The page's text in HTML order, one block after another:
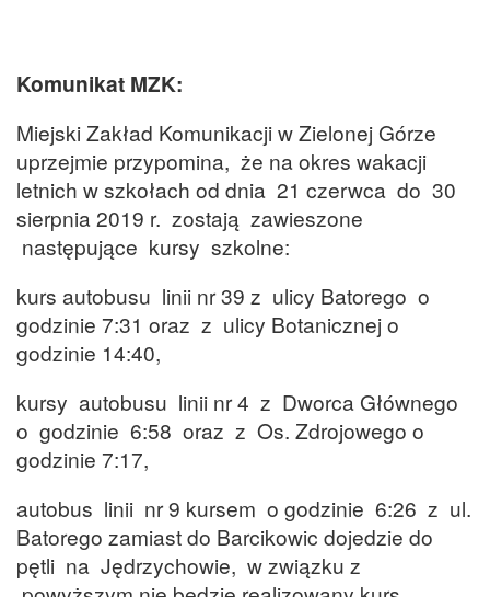
Komunikat MZK:
Miejski Zakład Komunikacji w Zielonej Górze
uprzejmie przypomina, że na okres wakacji
letnich w szkołach od dnia 21 czerwca do 30
sierpnia 2019 r. zostają zawieszone
następujące kursy szkolne:
kurs autobusu linii nr 39 z ulicy Batorego o
godzinie 7:31 oraz z ulicy Botanicznej o
godzinie 14:40,
kursy autobusu linii nr 4 z Dworca Głównego
o godzinie 6:58 oraz z Os. Zdrojowego o
godzinie 7:17,
autobus linii nr 9 kursem o godzinie 6:26 z ul.
Batorego zamiast do Barcikowic dojedzie do
pętli na Jędrzychowie, w związku z